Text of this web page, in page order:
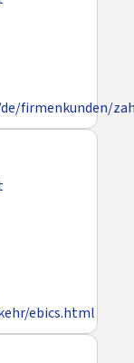
firmenkunden/
ebics.html